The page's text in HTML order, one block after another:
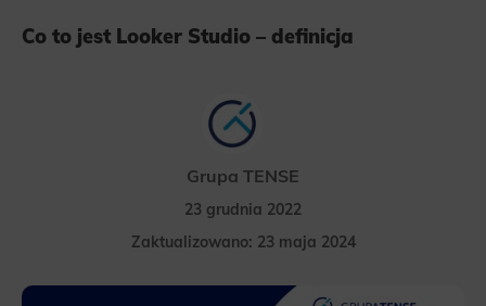
Co to jest Looker Studio – definicja
Grupa TENSE
23 grudnia 2022
Zaktualizowano: 23 maja 2024